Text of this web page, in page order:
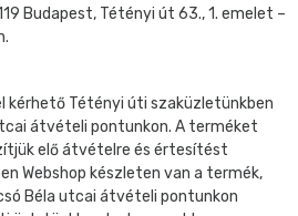
Budapest, Tétényi út 63., 1. emelet –
kérhető Tétényi úti szaküzletünkben
átvételi pontunkon. A terméket
elő átvételre és értesítést
Webshop készleten van a termék,
Béla utcai átvételi pontunkon